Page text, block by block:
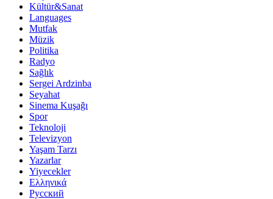
Kültür&Sanat
Languages
Mutfak
Müzik
Politika
Radyo
Sağlık
Sergei Ardzinba
Seyahat
Sinema Kuşağı
Spor
Teknoloji
Televizyon
Yaşam Tarzı
Yazarlar
Yiyecekler
Ελληνικά
Русский